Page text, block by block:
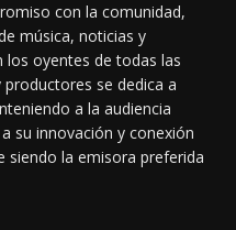
con la comunidad,
música, noticias y
oyentes de todas las
se dedica a
a la audiencia
su innovación y conexión
siendo la emisora preferida